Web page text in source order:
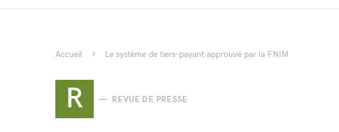
Accueil Le système de tiers-payant approuvé par la FNIM
R REVUE DE PRESSE